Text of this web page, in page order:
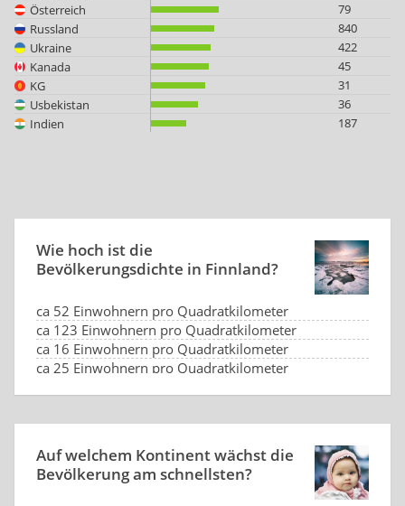
Österreich
79
Russland
840
Ukraine
422
Kanada
45
KG
31
Usbekistan
36
Indien
187
Wie hoch ist die
Bevölkerungsdichte‎ in Finnland?
ca 52 Einwohnern pro Quadratkilometer
ca 123 Einwohnern pro Quadratkilometer
ca 16 Einwohnern pro Quadratkilometer
ca 25 Einwohnern pro Quadratkilometer
Auf welchem Kontinent wächst die
Bevölkerung am schnellsten?